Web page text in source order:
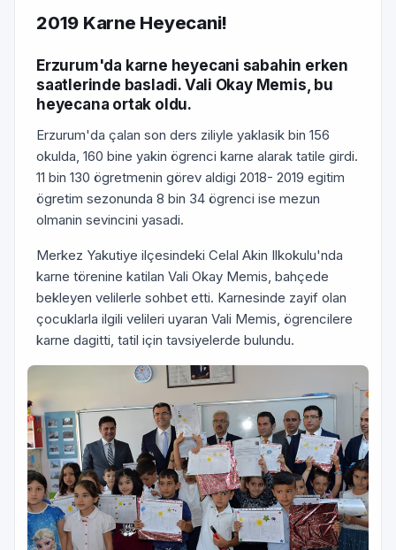
2019 Karne Heyecani!
Erzurum'da karne heyecani sabahin erken
saatlerinde basladi. Vali Okay Memis, bu
heyecana ortak oldu.
Erzurum'da çalan son ders ziliyle yaklasik bin 156
okulda, 160 bine yakin ögrenci karne alarak tatile girdi.
11 bin 130 ögretmenin görev aldigi 2018- 2019 egitim
ögretim sezonunda 8 bin 34 ögrenci ise mezun
olmanin sevincini yasadi.
Merkez Yakutiye ilçesindeki Celal Akin Ilkokulu'nda
karne törenine katilan Vali Okay Memis, bahçede
bekleyen velilerle sohbet etti. Karnesinde zayif olan
çocuklarla ilgili velileri uyaran Vali Memis, ögrencilere
karne dagitti, tatil için tavsiyelerde bulundu.